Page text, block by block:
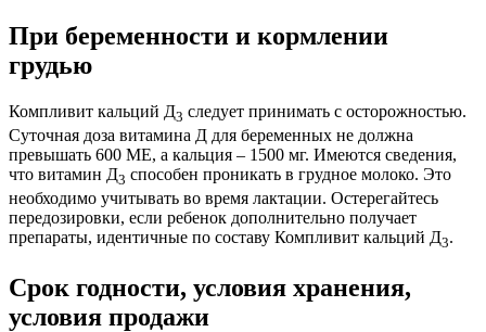
При беременности и кормлении
грудью
Компливит кальций Д3 следует принимать с осторожностью.
Суточная доза витамина Д для беременных не должна
превышать 600 МЕ, а кальция – 1500 мг. Имеются сведения,
что витамин Д3 способен проникать в грудное молоко. Это
необходимо учитывать во время лактации. Остерегайтесь
передозировки, если ребенок дополнительно получает
препараты, идентичные по составу Компливит кальций Д3.
Срок годности, условия хранения,
условия продажи